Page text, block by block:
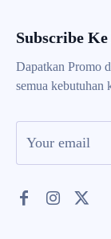
Subscribe
Dapatkan Promo
semua kebutuhan